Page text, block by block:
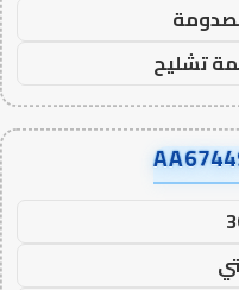
تشليح